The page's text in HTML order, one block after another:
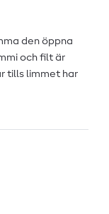
den öppna
och filt är
tills limmet har